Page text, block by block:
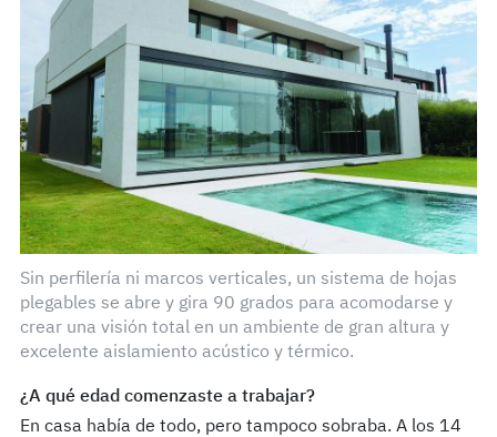
Sin perfilería ni marcos verticales, un sistema de hojas
plegables se abre y gira 90 grados para acomodarse y
crear una visión total en un ambiente de gran altura y
excelente aislamiento acústico y térmico.
¿A qué edad comenzaste a trabajar?
En casa había de todo, pero tampoco sobraba. A los 14